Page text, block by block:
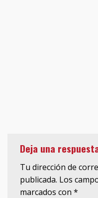
Deja una
Tu dirección de
publicada. Los
marcados con *